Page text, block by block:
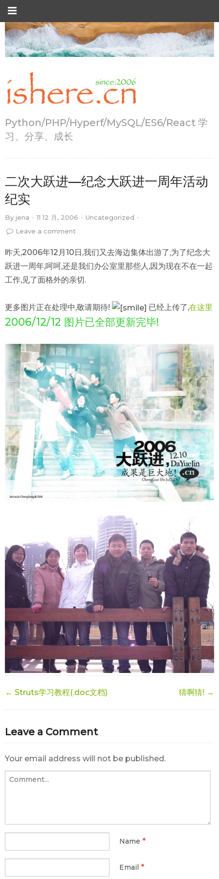
Python/PHP/Hyperf/MySQL/ES6/React 学
习、分享、成长
二次大跃进—纪念大跃进一周年活动
纪实
By jena · 11 12 月, 2006 · Uncategorized ·
Leave a comment
昨天,2006年12月10日,我们又去海边集体出游了,为了纪念大
跃进一周年,呵呵,还是我们办公室里那些人,因为现在不在一起
工作,见了面格外的亲切.
更多图片正在处理中,敬请期待! 已经上传了,在这里
2006/12/12 图片已全部更新完毕!
← Struts学习教程(.doc文档) 猜啊猜! →
Leave a Comment
Your email address will not be published.
Name *
Email *